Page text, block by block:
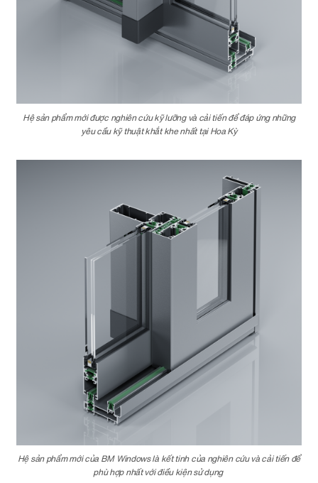
Hệ sản phẩm mới được nghiên cứu kỹ lưỡng và cải tiến để đáp ứng những
yêu cầu kỹ thuật khắt khe nhất tại Hoa Kỳ
Hệ sản phẩm mới của BM Windows là kết tinh của nghiên cứu và cải tiến để
phù hợp nhất với điều kiện sử dụng